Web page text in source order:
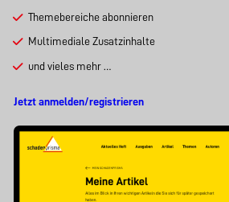
Themebereiche abonnieren
Multimediale Zusatzinhalte
und vieles mehr …
Jetzt anmelden/registrieren